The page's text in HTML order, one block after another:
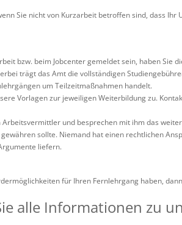
Sie nicht von Kurzarbeit betroffen sind, dass
bzw. beim Jobcenter gemeldet sein, haben Sie
trägt das Amt die vollständigen
um Teilzeitmaßnahmen handelt.
Vorlagen zur jeweiligen Weiterbildung zu.
und besprechen mit ihm das
sollte. Niemand hat einen rechtlichen
liefern.
für Ihren Fernlehrgang haben,
alle Informationen zu